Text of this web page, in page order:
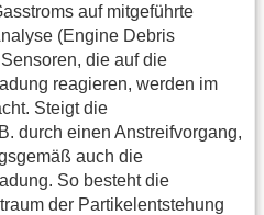
auf mitgeführte
(Engine Debris
die auf die
reagieren, werden im
Steigt die
durch einen Anstreifvorgang,
auch die
So besteht die
der Partikelentstehung